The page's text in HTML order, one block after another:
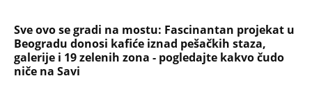
Sve ovo se gradi na mostu: Fascinantan projekat u
Beogradu donosi kafiće iznad pešačkih staza,
galerije i 19 zelenih zona - pogledajte kakvo čudo
niče na Savi